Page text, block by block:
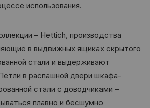
использования.
– Hettich, производства
в выдвижных ящиках скрытого
стали и выдерживают
в распашной двери шкафа-
стали с доводчиками –
плавно и бесшумно